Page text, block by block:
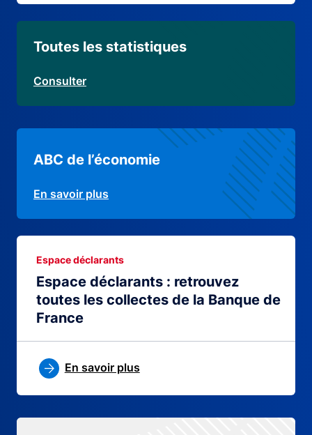
Toutes les statistiques
Consulter
ABC de l’économie
En savoir plus
Espace déclarants : retrouvez
toutes les collectes de la Banque de
France
Espace déclarants
En savoir plus